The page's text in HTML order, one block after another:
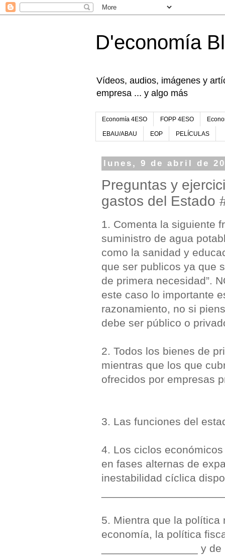
D'economía
Vídeos, audios, imágenes y
empresa ... y algo más
Economía 4ESO FOPP 4ESO
EBAU/ABAU EOP PELÍCULAS
lunes, 9 de abril de
Preguntas y
gastos del Estado
1. Comenta la siguiente
suministro de agua
como la sanidad y
que ser publicos ya que
de primera necesidad”.
este caso lo importante
razonamiento, no si
debe ser público o
2. Todos los bienes de
mientras que los que
ofrecidos por empresas
3. Las funciones del
4. Los ciclos
en fases alternas de
inestabilidad cíclica
5. Mientra que la política
economía, la política
________________ y